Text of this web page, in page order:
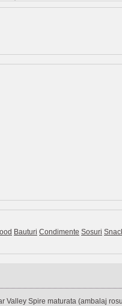
Bauturi Condimente Sosuri
Valley Spire maturata (ambalaj